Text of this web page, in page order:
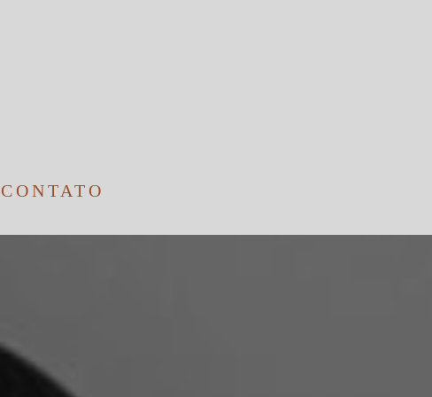
CONTATO